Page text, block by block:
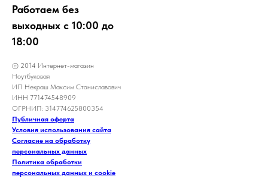
Работаем без
выходных с 10:00 до
18:00
© 2014 Интернет-магазин
Ноутбуковая
ИП Некраш Максим Станиславович
ИНН 771474548909
ОГРНИП: 314774625800354
Публичная оферта
Условия использования сайта
Согласие на обработку
персональных данных
Политика обработки
персональных данных и cookie